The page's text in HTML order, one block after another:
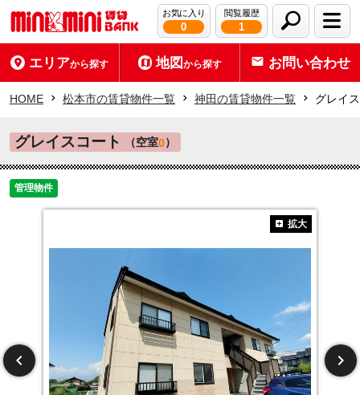
お気に入り
0
閲覧履歴
1
エリアから探す 地図から探す お問い合わせ
HOME 松本市の賃貸物件一覧 神田の賃貸物件一覧 グレイ
グレイスコート （空室0）
管理物件
拡大